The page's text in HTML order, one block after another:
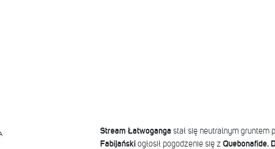
Stream Łatwoganga stał się neutralnym gruntem
Fabijański ogłosił pogodzenie się z Quebonafide.